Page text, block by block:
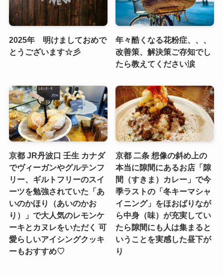
2025年 明けましておめで
とうございます☆彡
年々酷くなる花粉症、、、
改善策、解決策ご存知でし
たら教えてください涙
京都 JR丹波口 壬生 カナダ
でヴィーガンやグルテンフ
リー、ギルトフリーのスイ
ーツを勉強されていた「あ
いのかほり（あいのかお
り）」で大人気のレモンケ
ーキとカヌレをいただく 可
愛らしいアイシングクッキ
ーもおすすめ♡
京都 二条 想像の斜め上の
本当に隙間にあるお店「隙
間（すきま）カレー」で今
季ラストの「冬キーマシャ
イニング」をほおばりなが
ら中身（味）が充実してい
たら隙間にも人は集まると
いうことを実感した昼下が
り